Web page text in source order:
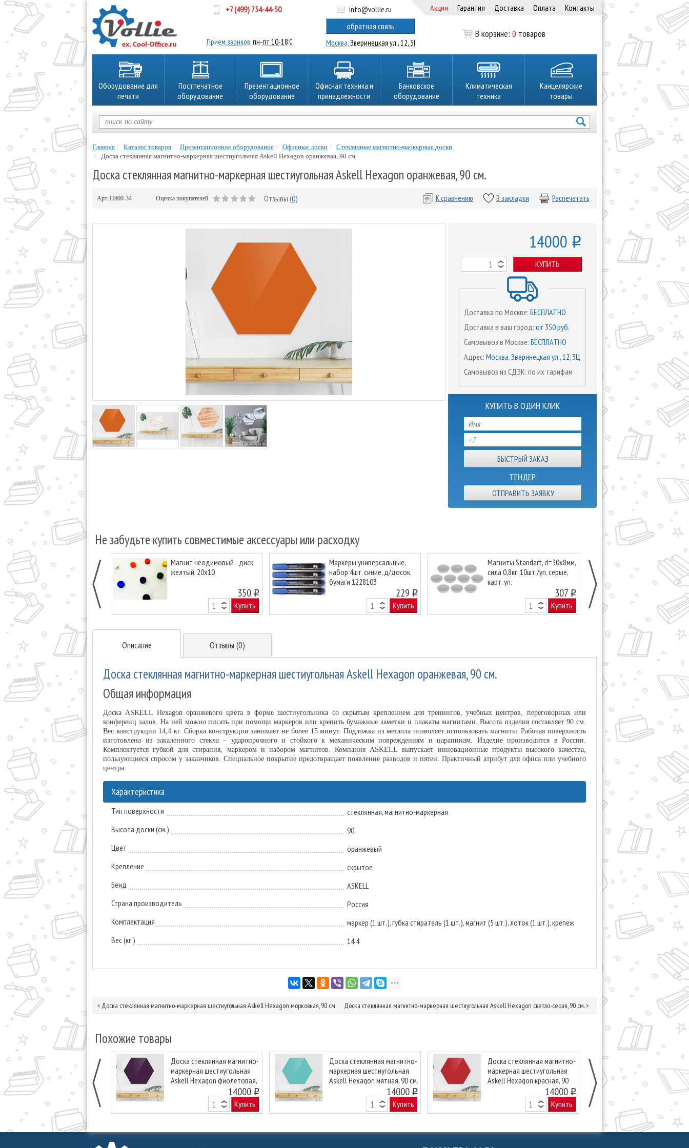
+7 (499) 754-44-50
Прием звонков:пн-пт 10-18:00
info@vollie.ru
обратная связь
Москва,Зверинецкая ул., 12, 3Ц
Акции Гарантия Доставка Оплата Контакты
В корзине:0 товаров
Оборудование для
печати
Постпечатное
оборудование
Презентационное
оборудование
Офисная техника и
принадлежности
Банковское
оборудование
Климатическая
техника
Канцелярские
товары
Главная Каталог товаров Презентационное оборудование Офисные доски
Стеклянные магнитно-маркерные доски
Доска стеклянная магнитно-маркерная шестиугольная Askell Hexagon оранжевая, 90 см.
Доска стеклянная магнитно-маркерная шестиугольная Askell Hexagon оранжевая, 90 см.
Арт. H900-34 Оценка покупателей Отзывы (0) Распечатать
В закладки
К сравнению
14000 o
КУПИТЬ
Доставка по Москве: БЕСПЛАТНО
Доставка в ваш город: от 350 руб.
Самовывоз в Москве: БЕСПЛАТНО
Адрес: Москва, Зверинецкая ул., 12, 3Ц
Самовывоз из СДЭК: по их тарифам
КУПИТЬ В ОДИН КЛИК
ТЕНДЕР
ОТПРАВИТЬ ЗАЯВКУ
Не забудьте купить совместимые аксессуары или расходку
Магнит неодимовый - диск
желтый, 20х10
350 o
Купить
Маркеры универсальные,
набор 4шт. синие, д/досок,
бумаги 1228103
229 o
Купить
Магниты Standart, d=30х8мм,
сила 0,8кг, 10шт./уп. серые,
карт. уп.
307 o
Купить
Магниты
сила 0,3кг,
карт. уп.
Next
Описание Отзывы (0)
Доска стеклянная магнитно-маркерная шестиугольная Askell Hexagon оранжевая, 90 см.
Общая информация
Доска ASKELL Hexagon оранжевого цвета в форме шестиугольника со скрытым креплением для тренингов, учебных центров, переговорных или
конференц залов. На ней можно писать при помощи маркеров или крепить бумажные заметки и плакаты магнитами. Высота изделия составляет 90 см.
Вес конструкции 14,4 кг. Сборка конструкции занимает не более 15 минут. Подложка из металла позволяет использовать магниты. Рабочая поверхность
изготовлена из закаленного стекла – ударопрочного и стойкого к механическим повреждениям и царапинам. Изделие производится в России.
Комплектуется губкой для стирания, маркером и набором магнитов. Компания ASKELL выпускает инновационные продукты высокого качества,
пользующиеся спросом у заказчиков. Специальное покрытие предотвращает появление разводов и пятен. Практичный атрибут для офиса или учебного
центра.
Характеристика
Тип поверхности
стеклянная, магнитно-маркерная
Высота доски (см.)
90
Цвет
оранжевый
Крепление
скрытое
Бенд
ASKELL
Страна производитель
Россия
Комплектация
маркер (1 шт.), губка стиратель (1 шт.), магнит (5 шт.), лоток (1 шт.), крепеж
Вес (кг.)
14,4
< Доска стеклянная магнитно-маркерная шестиугольная Askell Hexagon морковная, 90 см. Доска стеклянная магнитно-маркерная шестиугольная Askell Hexagon светло-серая, 90 см.>
Похожие товары
Доска стеклянная магнитно-
маркерная шестиугольная
Askell Hexagon фиолетовая,
14000 o
Купить
Доска стеклянная магнитно-
маркерная шестиугольная
Askell Hexagon мятная, 90 см.
14000 o
Купить
Доска стеклянная магнитно-
маркерная шестиугольная
Askell Hexagon красная, 90
14000 o
Купить
Доска
маркерная
Askell
см.
Next